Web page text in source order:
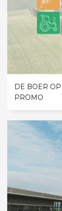
DE BOER
PROMO